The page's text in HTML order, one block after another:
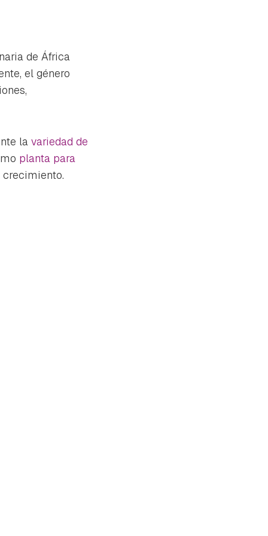
de África
el género
la variedad de
planta para
crecimiento.